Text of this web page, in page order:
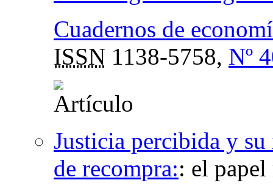
Cuadernos de
ISSN 1138-5758, Nº
Justicia percibida y
de recompra:: el